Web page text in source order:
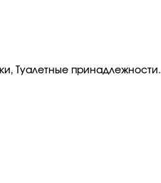
Туалетные принадлежности.